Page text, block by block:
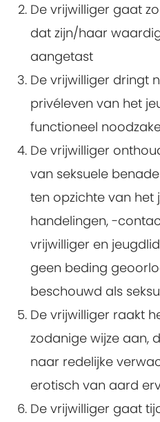
De vrijwilliger gaat
dat zijn/haar
aangetast
De vrijwilliger dringt
privéleven van het
functioneel
De vrijwilliger
van seksuele
ten opzichte van het
handelingen, -
vrijwilliger en
geen beding
beschouwd als
De vrijwilliger raakt
zodanige wijze aan,
naar redelijke
erotisch van aard
De vrijwilliger gaat